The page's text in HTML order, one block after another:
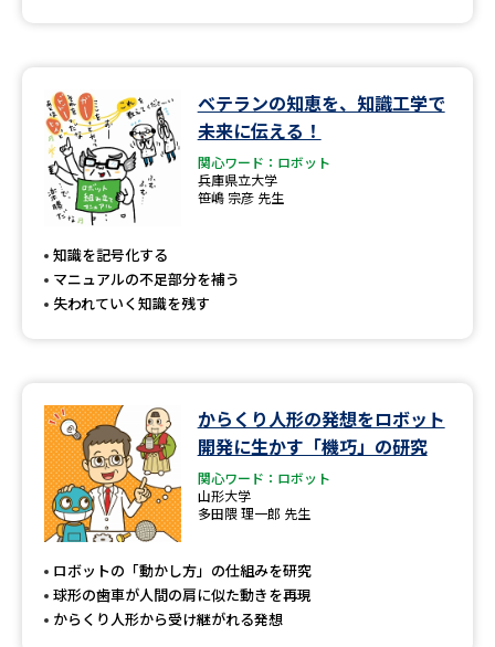
ベテランの知恵を、知識工学で
未来に伝える！
関心ワード：ロボット
兵庫県立大学
笹嶋 宗彦 先生
知識を記号化する
マニュアルの不足部分を補う
失われていく知識を残す
からくり人形の発想をロボット
開発に生かす「機巧」の研究
関心ワード：ロボット
山形大学
多田隈 理一郎 先生
ロボットの「動かし方」の仕組みを研究
球形の歯車が人間の肩に似た動きを再現
からくり人形から受け継がれる発想